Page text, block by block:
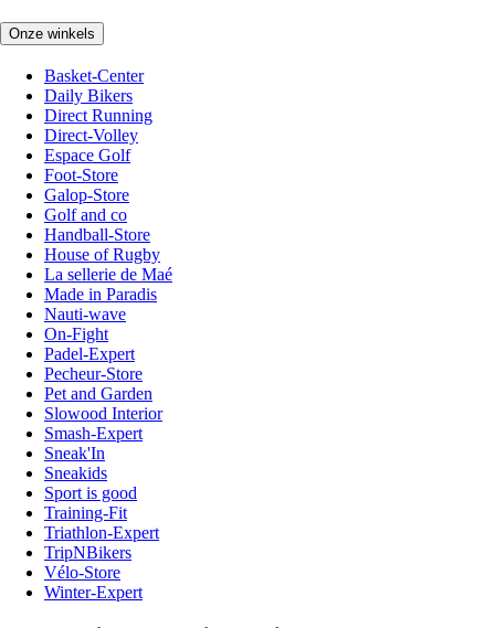
Onze winkels
Basket-Center
Daily Bikers
Direct Running
Direct-Volley
Espace Golf
Foot-Store
Galop-Store
Golf and co
Handball-Store
House of Rugby
La sellerie de Maé
Made in Paradis
Nauti-wave
On-Fight
Padel-Expert
Pecheur-Store
Pet and Garden
Slowood Interior
Smash-Expert
Sneak'In
Sneakids
Sport is good
Training-Fit
Triathlon-Expert
TripNBikers
Vélo-Store
Winter-Expert